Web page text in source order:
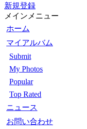
新規登録
メインメニュー
ホーム
マイアルバム
Submit
My Photos
Popular
Top Rated
ニュース
お問い合わせ